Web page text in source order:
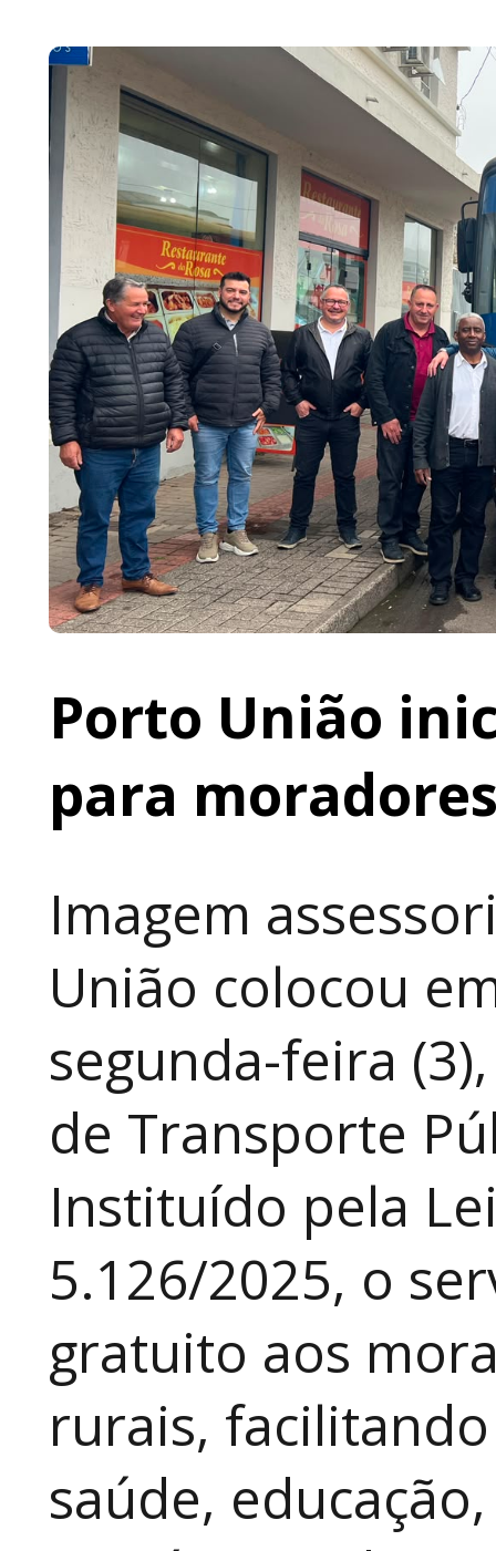
Porto União
para
Imagem
União colocou
segunda-feira
de Transporte
Instituído pela
5.126/2025, o
gratuito aos
rurais,
saúde,